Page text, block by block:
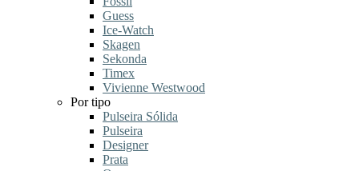
Guess
Ice-Watch
Skagen
Sekonda
Timex
Vivienne Westwood
Por tipo
Pulseira Sólida
Pulseira
Designer
Prata